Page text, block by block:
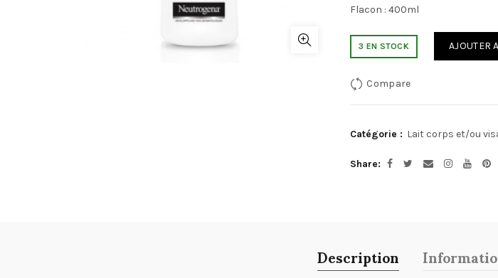
Flacon : 400ml
3 EN STOCK AJOUTER
Compare
Catégorie : Lait corps et/ou
Share
Description